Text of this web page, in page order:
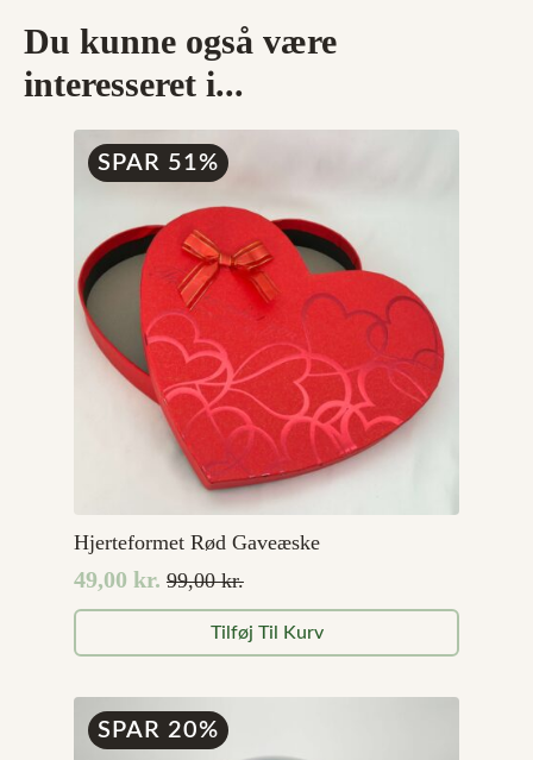
Du kunne også være
interesseret i...
SPAR 51%
Hjerteformet Rød Gaveæske
99,00kr.
Den
oprindelige
pris
99,00 kr..
49,00 kr.
Den
aktuelle
pris
49,00 kr..
Tilføj Til Kurv
SPAR 20%